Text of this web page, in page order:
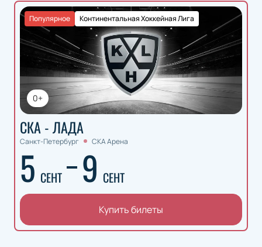
0+
Континентальная Хоккейная Лига
Популярное
СКА - ЛАДА
Санкт-Петербург СКА Арена
5 СЕНТ 9 СЕНТ
Купить билеты